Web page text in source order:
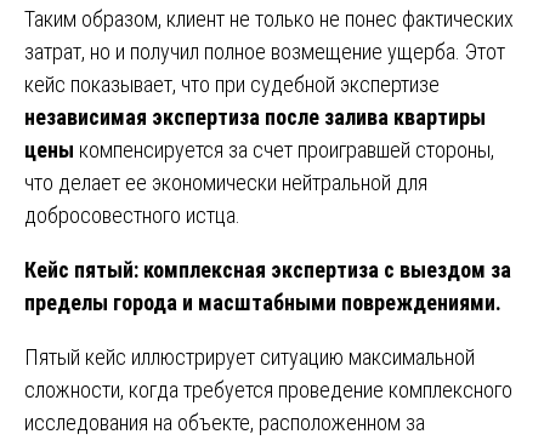
Таким образом, клиент не только не понес фактических
затрат, но и получил полное возмещение ущерба. Этот
кейс показывает, что при судебной экспертизе
независимая экспертиза после залива квартиры
цены компенсируется за счет проигравшей стороны,
что делает ее экономически нейтральной для
добросовестного истца.
Кейс пятый: комплексная экспертиза с выездом за
пределы города и масштабными повреждениями.
Пятый кейс иллюстрирует ситуацию максимальной
сложности, когда требуется проведение комплексного
исследования на объекте, расположенном за